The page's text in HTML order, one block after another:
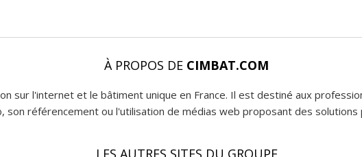
À PROPOS DE CIMBAT.COM
sur l'internet et le bâtiment unique en France. Il est destiné aux
son référencement ou l'utilisation de médias web proposant des solutions
LES AUTRES SITES DU GROUPE